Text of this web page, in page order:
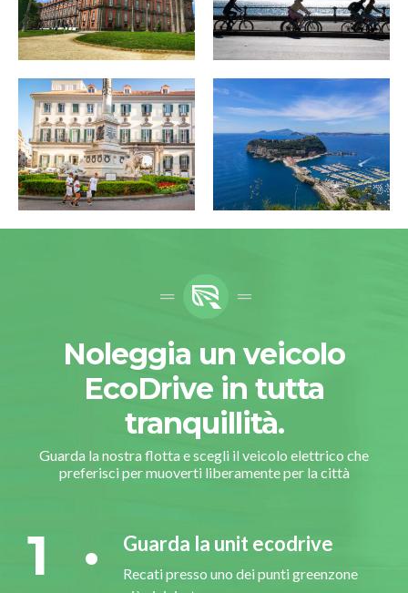
Noleggia un veicolo
EcoDrive in tutta
tranquillità.
Guarda la nostra flotta e scegli il veicolo elettrico che
preferisci per muoverti liberamente per la città
1 Guarda la unit ecodrive
Recati presso uno dei punti greenzone